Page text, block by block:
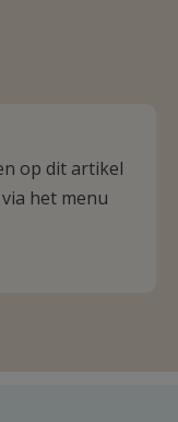
op dit artikel
het menu